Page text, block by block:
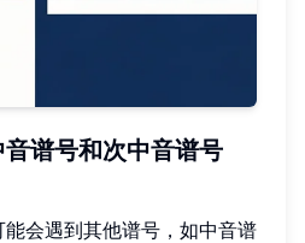
谱号和次中音谱号
会遇到其他谱号，如中音谱